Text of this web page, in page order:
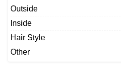
Outside
Inside
Hair Style
Other